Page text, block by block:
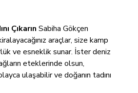
Çıkarın Sabiha Gökçen
araçlar, size kamp
ve esneklik sunar. İster deniz
eteklerinde olsun,
ulaşabilir ve doğanın tadını